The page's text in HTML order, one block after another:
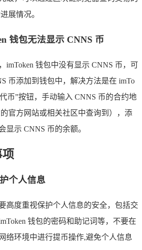
展情况。
钱包无法显示 CNNS 币
imToken 钱包中没有显示 CNNS 币，可
币添加到钱包中，解决方法是在 imTo
币”按钮，手动输入 CNNS 币的合约地
官方网站或相关社区中查询到），添
显示 CNNS 币的余额。
个人信息
高度重视保护个人信息的安全，包括交
钱包的密码和助记词等，不要在
络环境中进行提币操作,避免个人信息